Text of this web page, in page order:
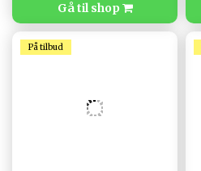
Gå til shop
På tilbud